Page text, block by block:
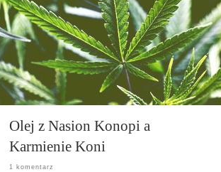
olejów stosowanych w przypadku koni. Olej
konopny jest unikalnym olejem, który zawiera
zidentyfikowane niezbędne nienasycone
tłuszczowe, znane jako omega. Olej konopny
nie tylko omega 3 i omega 6, ale […]
Olej z Nasion Konopi a
Karmienie Koni
1 komentarz